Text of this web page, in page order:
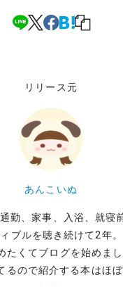
リリース元
あんこいぬ
勤、家事、入浴、就寝
ブルを聴き続けて2年
たくてブログを始めま
るので紹介する本はほぼ